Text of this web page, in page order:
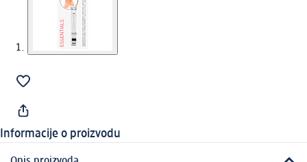
Informacije o proizvodu